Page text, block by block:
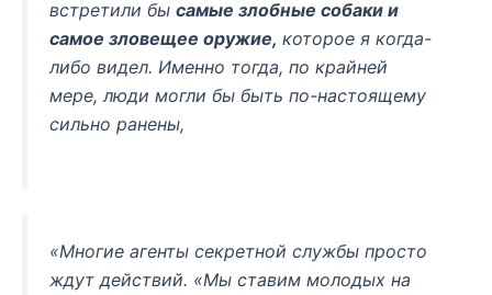
встретили бы самые злобные собаки и
самое зловещее оружие, которое я когда-
либо видел. Именно тогда, по крайней
мере,люди могли бы быть по-настоящему
сильно ранены,
«Многие агенты секретной службы просто
ждут действий. «Мы ставим молодых на